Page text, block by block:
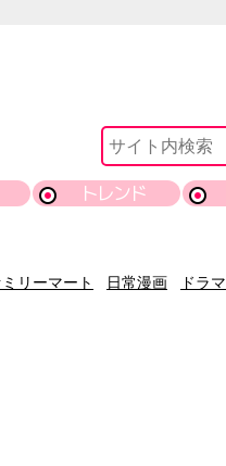
トレンド
リーマート 日常漫画 ドラマ